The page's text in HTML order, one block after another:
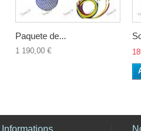
Paquete de...
1 190,00 €
Informations